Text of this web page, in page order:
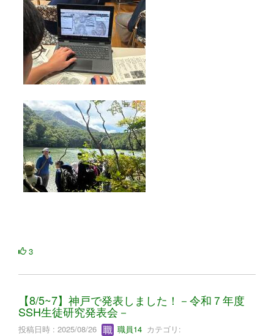
3
【8/5~7】神戸で発表しました！－令和７年度
SSH生徒研究発表会－
投稿日時 : 2025/08/26 職員14 カテゴリ: